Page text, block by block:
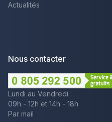
Actualités
Nous contacter
Lundi au Vendredi :
09h - 12h et 14h - 18h
Par mail